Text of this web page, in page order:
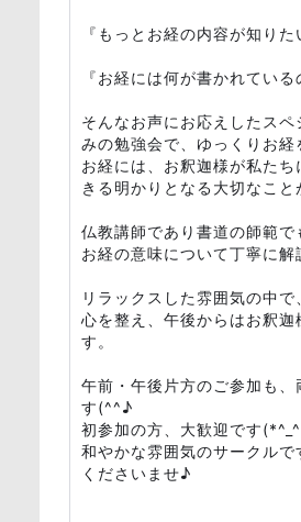
『もっとお経の内容が知りた
『お経には何が書かれている
そんなお声にお応えしたス
みの勉強会で、ゆっくりお経
お経には、お釈迦様が私た
きる明かりとなる大切なこと
仏教講師であり書道の師範で
お経の意味について丁寧に解
リラックスした雰囲気の中
心を整え、午後からはお釈迦
す。
午前・午後片方のご参加も
す(^^♪
初参加の方、大歓迎です
和やかな雰囲気のサークルで
くださいませ♪